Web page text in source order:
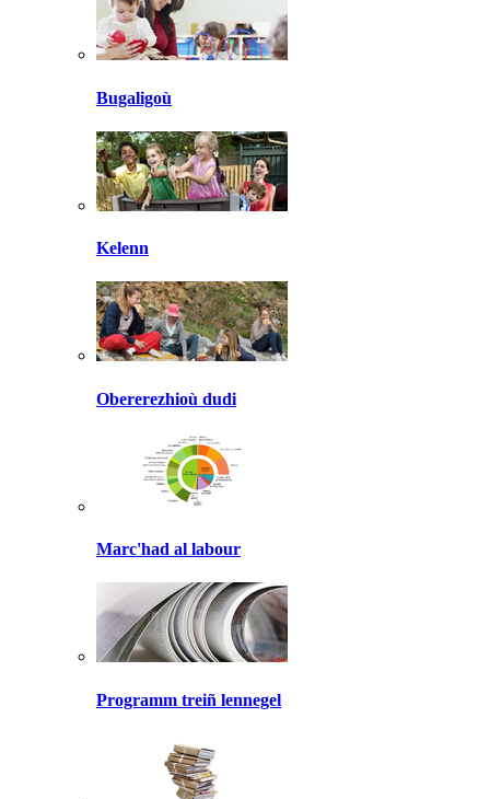
Bugaligoù
Kelenn
Obererezhioù dudi
Marc'had al labour
Programm treiñ lennegel